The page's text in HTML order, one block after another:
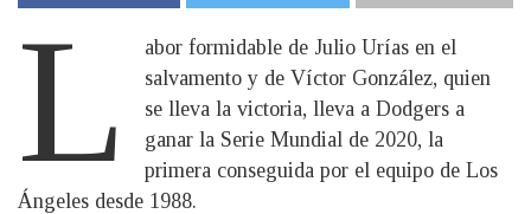
L
abor formidable de Julio Urías en el
salvamento y de Víctor González, quien
se lleva la victoria, lleva a Dodgers a
ganar la Serie Mundial de 2020, la
primera conseguida por el equipo de Los
Ángeles desde 1988.